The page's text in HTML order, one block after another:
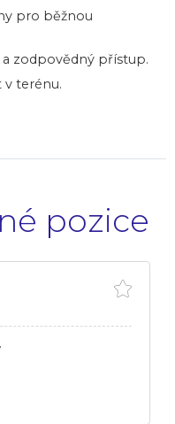
pro běžnou
zodpovědný přístup.
v terénu.
pozice